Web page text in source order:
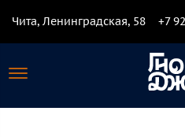
Чита, Ленинградская, 58 +7